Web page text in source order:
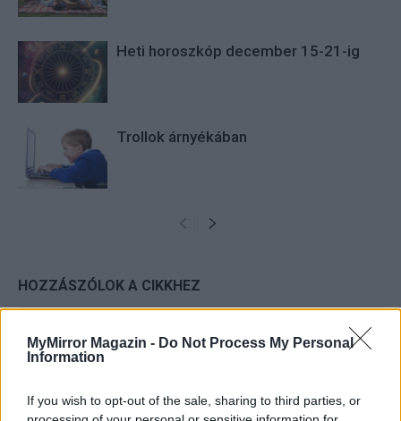
MyMirror Magazin - Do Not Process My Personal
Information
If you wish to opt-out of the sale, sharing to third parties, or
Heti horoszkóp december 15-21-ig
Trollok árnyékában
HOZZÁSZÓLOK A CIKKHEZ